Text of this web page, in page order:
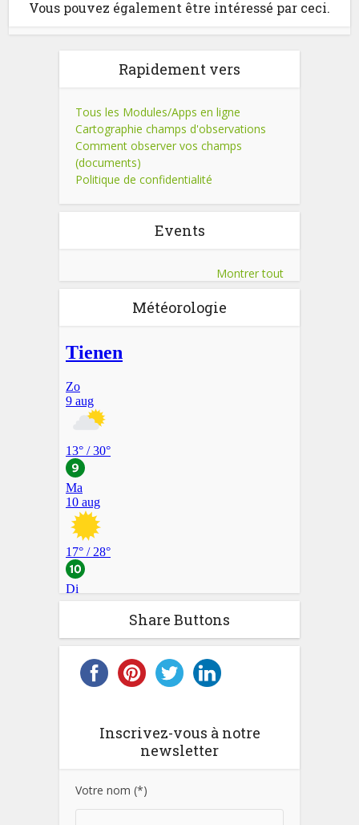
Vous pouvez également être intéressé par ceci.
Rapidement vers
Tous les Modules/Apps en ligne
Cartographie champs d'observations
Comment observer vos champs
(documents)
Politique de confidentialité
Events
Montrer tout
Météorologie
Share Buttons
Inscrivez-vous à notre
newsletter
Votre nom (*)